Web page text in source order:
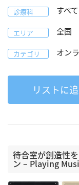
診療科 すべて
エリア 全国
カテゴリ オン
リストに
待合室が創造性
ン – Playing